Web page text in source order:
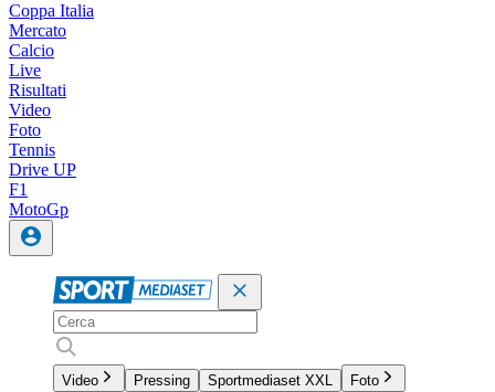
Coppa Italia
Mercato
Calcio
Live
Risultati
Video
Foto
Tennis
Drive UP
F1
MotoGp
Video Pressing Sportmediaset XXL
Foto